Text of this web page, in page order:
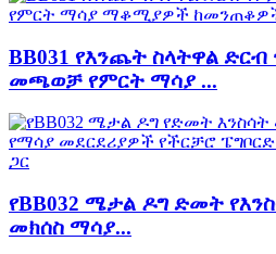
BB031 የእንጨት ስላትዋል ድርብ
መጫወቻ የምርት ማሳያ ...
የBB032 ሜታል ዶግ ድመት
መክሰስ ማሳያ...